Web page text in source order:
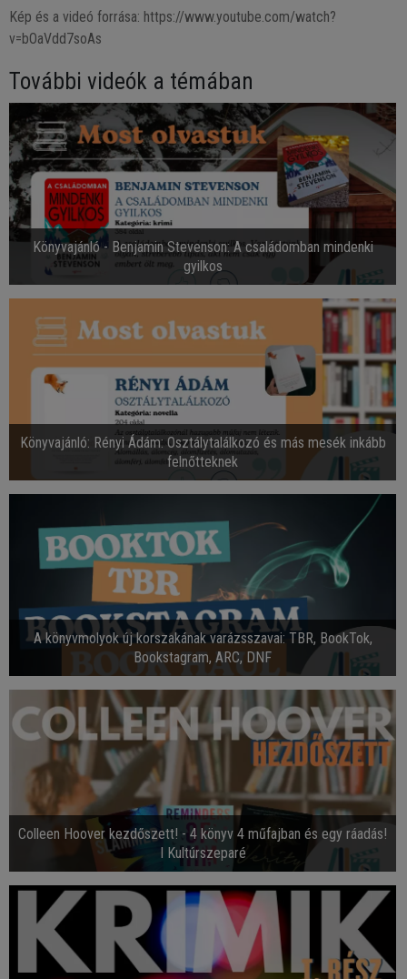
Kép és a videó forrása: https://www.youtube.com/watch?
v=bOaVdd7soAs
További videók a témában
Könyvajánló - Benjamin Stevenson: A családomban mindenki
gyilkos
Könyvajánló: Rényi Ádám: Osztálytalálkozó és más mesék inkább
felnőtteknek
A könyvmolyok új korszakának varázsszavai: TBR, BookTok,
Bookstagram, ARC, DNF
Colleen Hoover kezdőszett! - 4 könyv 4 műfajban és egy ráadás!
I Kultúrszeparé